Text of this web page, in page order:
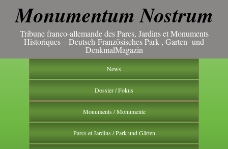
Monumentum Nostrum
Tribune franco-allemande des Parcs, Jardins et Monuments
Historiques – Deutsch-Französisches Park-, Garten- und
DenkmalMagazin
News
Dossier / Fokus
Monuments / Monumente
Parcs et Jardins / Park und Gärten